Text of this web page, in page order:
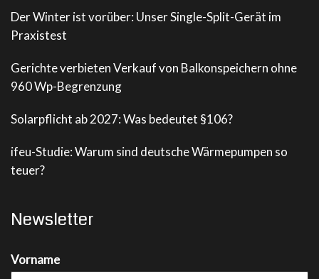
Der Winter ist vorüber: Unser Single-Split-Gerät im
Praxistest
Gerichte verbieten Verkauf von Balkonspeichern ohne
960 Wp-Begrenzung
Solarpflicht ab 2027: Was bedeutet §106?
ifeu-Studie: Warum sind deutsche Wärmepumpen so
teuer?
Newsletter
Vorname